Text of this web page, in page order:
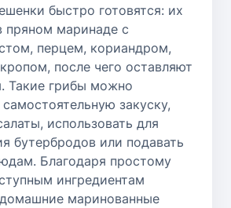
быстро готовятся: их
пряном маринаде с
перцем, кориандром,
после чего оставляют
Такие грибы можно
закуску,
использовать для
бутербродов или подавать
Благодаря простому
ингредиентам
маринованные